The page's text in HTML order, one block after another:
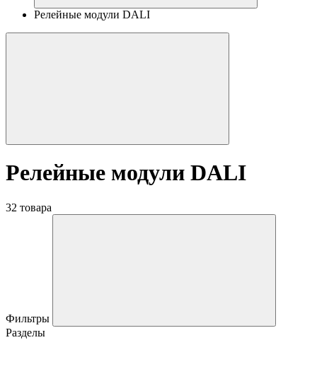
Релейные модули DALI
Релейные модули DALI
32 товара
Фильтры
Разделы